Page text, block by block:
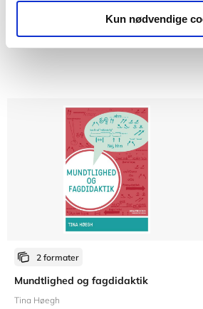
Kun nødvendige
Titler i serien
2 formater
Mundtlighed og fagdidaktik
Tina Høegh